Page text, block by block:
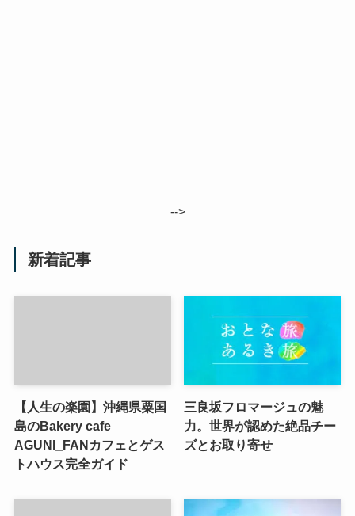
-->
新着記事
【人生の楽園】沖縄県粟国
島のBakery cafe
AGUNI_FANカフェとゲス
トハウス完全ガイド
三良坂フロマージュの魅
力。世界が認めた絶品チー
ズとお取り寄せ